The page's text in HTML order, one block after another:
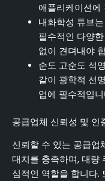
애플리케이션에
내화학성 튜브
필수적인 다양
없이 견뎌내야
순도 고순도 석
같이 광학적 선
업에 필수적입니
공급업체 신뢰성 및 인
신뢰할 수 있는 공급업
대치를 충족하며, 대량
심적인 역할을 합니다.